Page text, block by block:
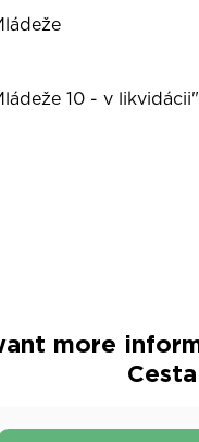
10 - v likvidácii"
more